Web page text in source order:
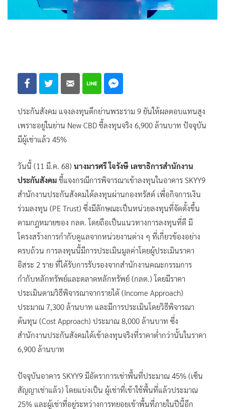
ประกันสังคม แจงลงทุนตึกย่านพระราม 9 ยันให้ผลตอบแทนสูง
เพราะอยู่ในย่าน New CBD ชี้ลงทุนจริง 6,900 ล้านบาท ปัจจุบัน
มีผู้เช่าแล้ว 45%
วันนี้ (11 มี.ค. 68) นางมารศรี ใจรังษี เลขาธิการสำนักงาน
ประกันสังคม ชี้แจงกรณีการพิจารณาเข้าลงทุนในอาคาร SKYY9
สำนักงานประกันสังคมได้ลงทุนผ่านกองทรัสต์ เพื่อกิจการเงิน
ร่วมลงทุน (PE Trust) ซึ่งมีลักษณะเป็นหน่วยลงทุนที่จัดตั้งขึ้น
ตามกฎหมายของ กลต. โดยถือเป็นแนวทางการลงทุนที่ดี มี
โครงสร้างการกำกับดูแลจากหน่วยงานต่าง ๆ ที่เกี่ยวข้องอย่าง
ครบถ้วน การลงทุนนี้มีการประเมินมูลค่าโดยผู้ประเมินราคา
อิสระ 2 ราย ที่ได้รับการรับรองจากสำนักงานคณะกรรมการ
กำกับหลักทรัพย์และตลาดหลักทรัพย์ (กลต.) โดยมีราคา
ประเมินตามวิธีพิจารณาจากรายได้ (Income Approach)
ประมาณ 7,300 ล้านบาท และมีการประเมินโดยวิธีพิจารณา
ต้นทุน (Cost Approach) ประมาณ 8,000 ล้านบาท ซึ่ง
สำนักงานประกันสังคมได้เข้าลงทุนจริงที่ราคาต่ำกว่านั้นในราคา
6,900 ล้านบาท
ปัจจุบันอาคาร SKYY9 มีอัตราการเช่าพื้นที่ประมาณ 45% (เซ็น
สัญญาเช่าแล้ว) โดยแบ่งเป็น ผู้เช่าที่เข้าใช้พื้นที่แล้วประมาณ
25% และผู้เช่าที่อยู่ระหว่างการทยอยเข้าพื้นที่ภายในปีนี้อีก